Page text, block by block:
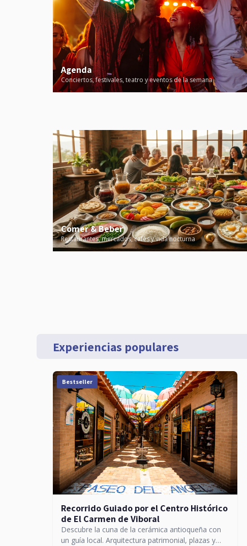
Agenda
Conciertos, festivales, teatro y eventos de la semana
Comer & Beber
Restaurantes, mercados, cafés y vida nocturna
Experiencias populares
Bestseller
Recorrido Guiado por el Centro Histórico
de El Carmen de Viboral
Descubre la cuna de la cerámica antioqueña con
un guía local. Arquitectura patrimonial, plazas y